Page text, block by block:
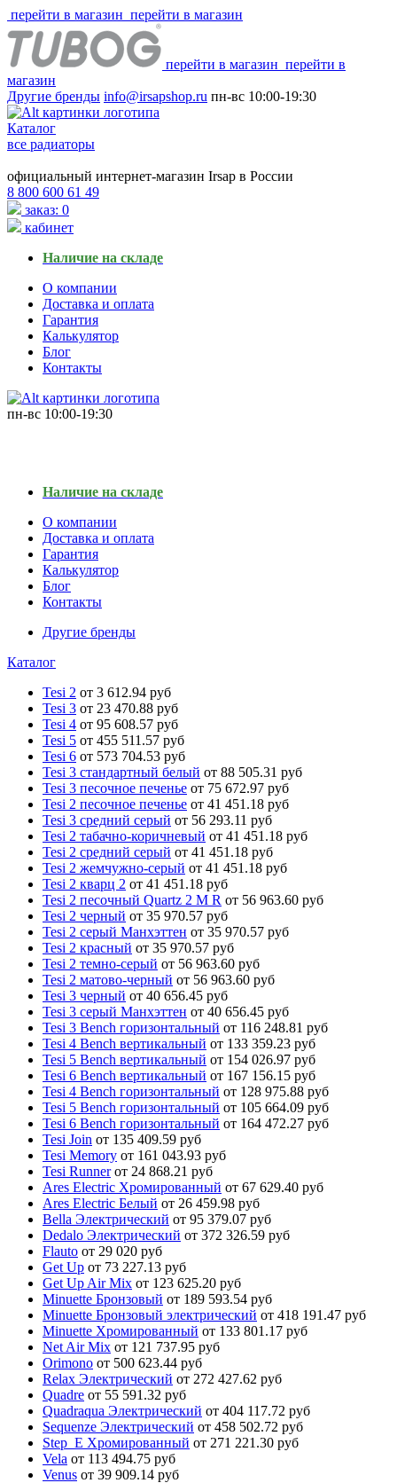
перейти в магазин перейти в магазин
перейти в магазин перейти в
магазин
Другие бренды info@irsapshop.ru пн-вс 10:00-19:30
Каталог
все радиаторы
официальный интернет-магазин Irsap в России
8 800 600 61 49
заказ: 0
кабинет
Наличие на складе
О компании
Доставка и оплата
Гарантия
Калькулятор
Блог
Контакты
пн-вс 10:00-19:30
Наличие на складе
О компании
Доставка и оплата
Гарантия
Калькулятор
Блог
Контакты
Другие бренды
Каталог
Tesi 2 от 3 612.94 руб
Tesi 3 от 23 470.88 руб
Tesi 4 от 95 608.57 руб
Tesi 5 от 455 511.57 руб
Tesi 6 от 573 704.53 руб
Tesi 3 стандартный белый от 88 505.31 руб
Tesi 3 песочное печенье от 75 672.97 руб
Tesi 2 песочное печенье от 41 451.18 руб
Tesi 3 средний серый от 56 293.11 руб
Tesi 2 табачно-коричневый от 41 451.18 руб
Tesi 2 средний серый от 41 451.18 руб
Tesi 2 жемчужно-серый от 41 451.18 руб
Tesi 2 кварц 2 от 41 451.18 руб
Tesi 2 песочный Quartz 2 M R от 56 963.60 руб
Tesi 2 черный от 35 970.57 руб
Tesi 2 серый Манхэттен от 35 970.57 руб
Tesi 2 красный от 35 970.57 руб
Tesi 2 темно-серый от 56 963.60 руб
Tesi 2 матово-черный от 56 963.60 руб
Tesi 3 черный от 40 656.45 руб
Tesi 3 серый Манхэттен от 40 656.45 руб
Tesi 3 Bench горизонтальный от 116 248.81 руб
Tesi 4 Bench вертикальный от 133 359.23 руб
Tesi 5 Bench вертикальный от 154 026.97 руб
Tesi 6 Bench вертикальный от 167 156.15 руб
Tesi 4 Bench горизонтальный от 128 975.88 руб
Tesi 5 Bench горизонтальный от 105 664.09 руб
Tesi 6 Bench горизонтальный от 164 472.27 руб
Tesi Join от 135 409.59 руб
Tesi Memory от 161 043.93 руб
Tesi Runner от 24 868.21 руб
Ares Electric Хромированный от 67 629.40 руб
Ares Electric Белый от 26 459.98 руб
Bella Электрический от 95 379.07 руб
Dedalo Электрический от 372 326.59 руб
Flauto от 29 020 руб
Get Up от 73 227.13 руб
Get Up Air Mix от 123 625.20 руб
Minuette Бронзовый от 189 593.54 руб
Minuette Бронзовый электрический от 418 191.47 руб
Minuette Хромированный от 133 801.17 руб
Net Air Mix от 121 737.95 руб
Orimono от 500 623.44 руб
Relax Электрический от 272 427.62 руб
Quadre от 55 591.32 руб
Quadraqua Электрический от 404 117.72 руб
Sequenze Электрический от 458 502.72 руб
Step_E Хромированный от 271 221.30 руб
Vela от 113 494.75 руб
Venus от 39 909.14 руб